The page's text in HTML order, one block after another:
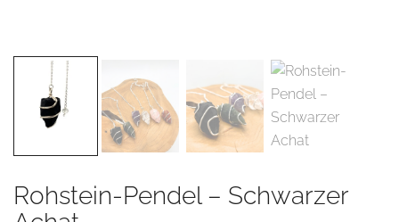
Rohstein-Pendel – Schwarzer